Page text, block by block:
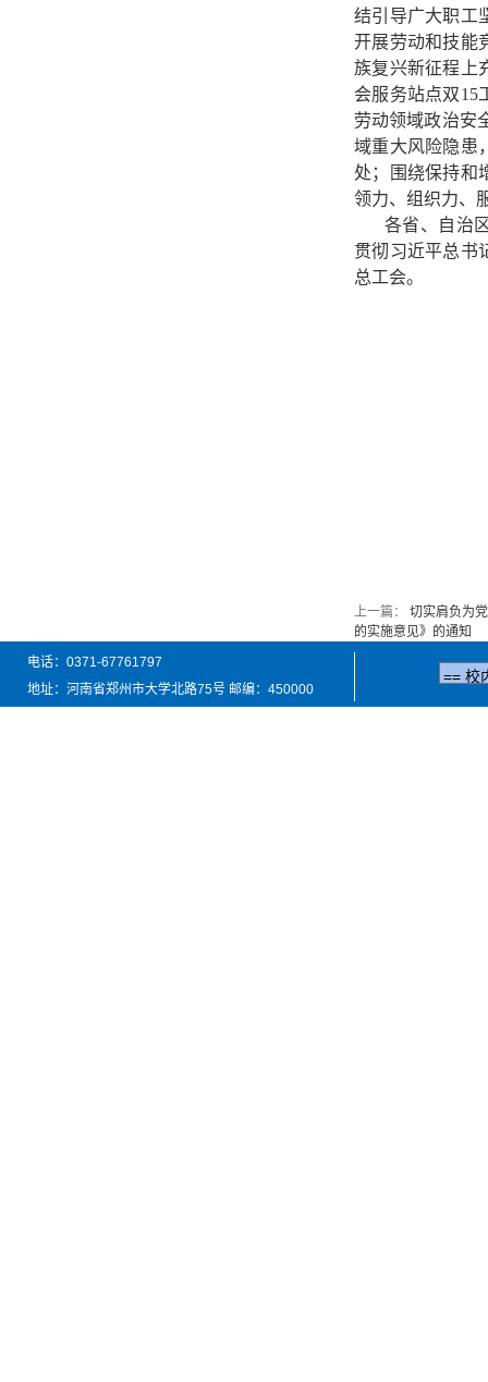
结引导广大职工
开展劳动和技能
族复兴新征程上
会服务站点双15
劳动领域政治安
域重大风险隐患
处；围绕保持和
领力、组织力、
各省、自治
贯彻习近平总书
总工会。
上一篇： 切实肩负为
的实施意见》的通知
电话：0371-67761797
地址：河南省郑州市大学北路75号 邮编：450000